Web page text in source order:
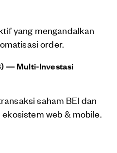
yang mengandalkan
order.
— Multi-Investasi
saham BEI dan
web & mobile.